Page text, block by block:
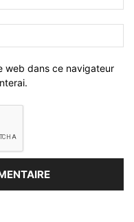
web dans ce navigateur